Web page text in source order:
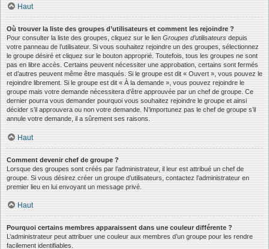
Haut
Où trouver la liste des groupes d’utilisateurs et comment les rejoindre ?
Pour consulter la liste des groupes, cliquez sur le lien Groupes d’utilisateurs depuis
votre panneau de l’utilisateur. Si vous souhaitez rejoindre un des groupes, sélectionnez
le groupe désiré et cliquez sur le bouton approprié. Toutefois, tous les groupes ne sont
pas en libre accès. Certains peuvent nécessiter une approbation, certains sont fermés
et d’autres peuvent même être masqués. Si le groupe est dit « Ouvert », vous pouvez le
rejoindre librement. Si le groupe est dit « À la demande », vous pouvez rejoindre le
groupe mais votre demande nécessitera d’être approuvée par un chef de groupe. Ce
dernier pourra vous demander pourquoi vous souhaitez rejoindre le groupe et ainsi
décider s’il approuvera ou non votre demande. N’importunez pas le chef de groupe s’il
annule votre demande, il a sûrement ses raisons.
Haut
Comment devenir chef de groupe ?
Lorsque des groupes sont créés par l’administrateur, il leur est attribué un chef de
groupe. Si vous désirez créer un groupe d’utilisateurs, contactez l’administrateur en
premier lieu en lui envoyant un message privé.
Haut
Pourquoi certains membres apparaissent dans une couleur différente ?
L’administrateur peut attribuer une couleur aux membres d’un groupe pour les rendre
facilement identifiables.